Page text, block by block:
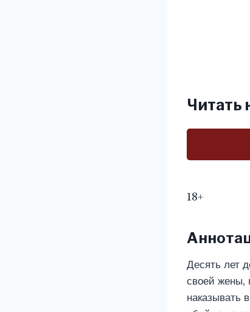
Читать
18+
Десять лет
своей жены,
наказывать